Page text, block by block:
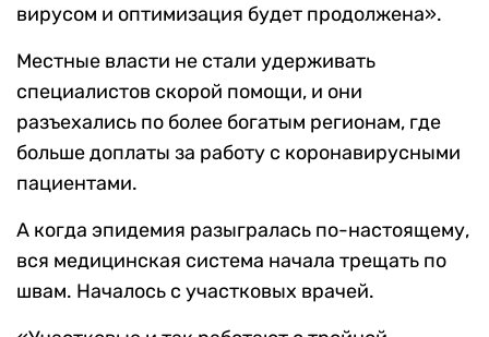
вирусом и оптимизация будет продолжена».
Местные власти не стали удерживать
специалистов скорой помощи, и они
разъехались по более богатым регионам, где
больше доплаты за работу с коронавирусными
пациентами.
А когда эпидемия разыгралась по-настоящему,
вся медицинская система начала трещать по
швам. Началось с участковых врачей.